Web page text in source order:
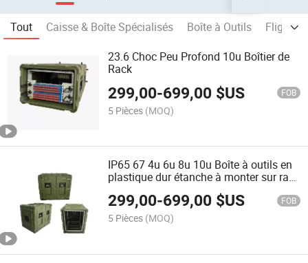
Tout Caisse & Boîte Spécialisés Boîte à Outils
Flight
23.6 Choc Peu Profond 10u Boîtier de
Rack
299,00-699,00 $US FOB
5 Pièces (MOQ)
IP65 67 4u 6u 8u 10u Boîte à outils en
plastique dur étanche à monter sur rack
299,00-699,00 $US FOB
5 Pièces (MOQ)